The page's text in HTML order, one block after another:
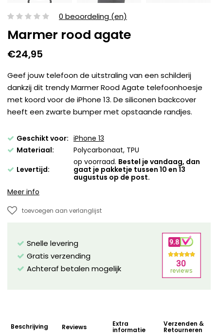
0 beoordeling (en)
Marmer rood agate
€24,95
Geef jouw telefoon de uitstraling van een schilderij
dankzij dit trendy Marmer Rood Agate telefoonhoesje
met koord voor de iPhone 13. De siliconen backcover
heeft een zwarte bumper met opstaande randjes.
Geschikt voor: iPhone 13
Materiaal:
Polycarbonaat, TPU
Levertijd:
op voorraad. Bestel je vandaag, dan
gaat je pakketje tussen 10 en 13
augustus op de post.
Meer info
toevoegen aan verlanglijst
Snelle levering
Gratis verzending
Achteraf betalen mogelijk
Beschrijving Reviews Extra
informatie
Verzenden &
Retourneren